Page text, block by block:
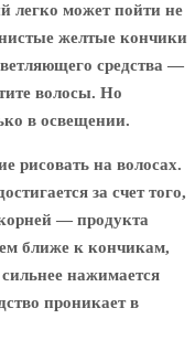
легко может пойти не
желтые кончики
средства —
волосы. Но
в освещении.
рисовать на волосах.
за счет того,
— продукта
ближе к кончикам,
нажимается
проникает в